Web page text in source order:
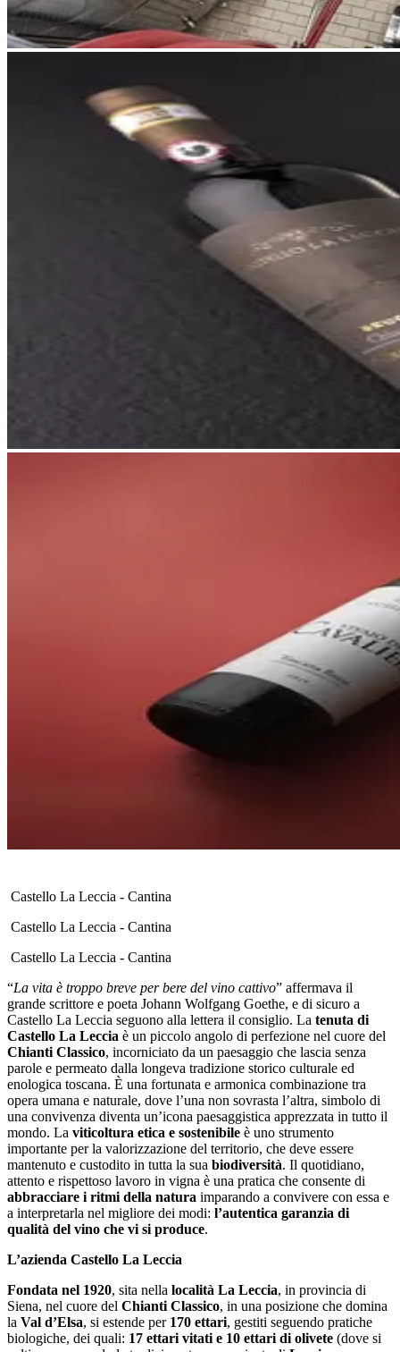
Castello La Leccia - Cantina
Castello La Leccia - Cantina
Castello La Leccia - Cantina
“La vita è troppo breve per bere del vino cattivo” affermava il
grande scrittore e poeta Johann Wolfgang Goethe, e di sicuro a
Castello La Leccia seguono alla lettera il consiglio. La tenuta di
Castello La Leccia è un piccolo angolo di perfezione nel cuore del
Chianti Classico, incorniciato da un paesaggio che lascia senza
parole e permeato dalla longeva tradizione storico culturale ed
enologica toscana. È una fortunata e armonica combinazione tra
opera umana e naturale, dove l’una non sovrasta l’altra, simbolo di
una convivenza diventa un’icona paesaggistica apprezzata in tutto il
mondo. La viticoltura etica e sostenibile è uno strumento
importante per la valorizzazione del territorio, che deve essere
mantenuto e custodito in tutta la sua biodiversità. Il quotidiano,
attento e rispettoso lavoro in vigna è una pratica che consente di
abbracciare i ritmi della natura imparando a convivere con essa e
a interpretarla nel migliore dei modi: l’autentica garanzia di
qualità del vino che vi si produce.
L’azienda Castello La Leccia
Fondata nel 1920, sita nella località La Leccia, in provincia di
Siena, nel cuore del Chianti Classico, in una posizione che domina
la Val d’Elsa, si estende per 170 ettari, gestiti seguendo pratiche
biologiche, dei quali: 17 ettari vitati e 10 ettari di olivete (dove si